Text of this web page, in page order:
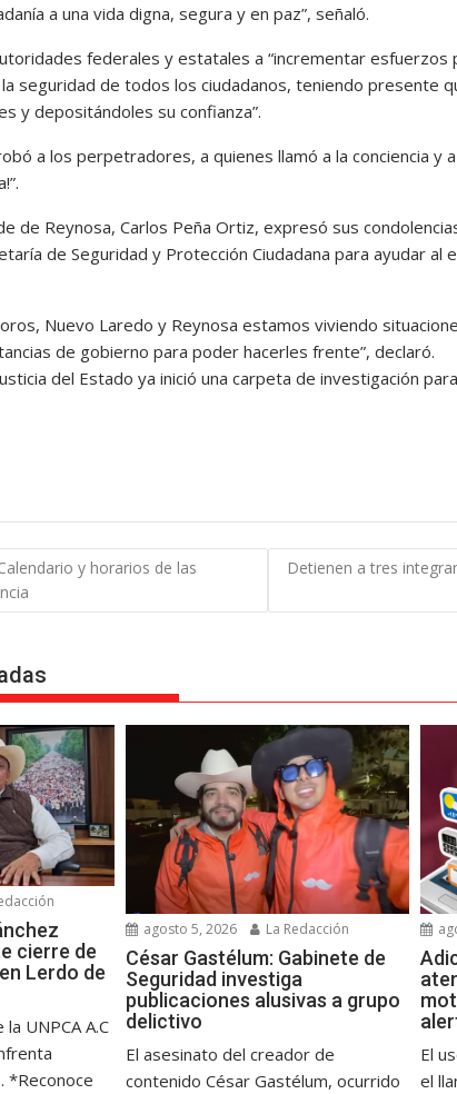
a una vida digna, segura y en paz”, señaló.
federales y estatales a “incrementar
seguridad de todos los ciudadanos, teniendo presente
y depositándoles su confianza”.
a los perpetradores, a quienes llamó a la conciencia y a
de Reynosa, Carlos Peña Ortiz, expresó sus
de Seguridad y Protección Ciudadana para ayudar al
Nuevo Laredo y Reynosa estamos viviendo
de gobierno para poder hacerles frente”, declaró.
del Estado ya inició una carpeta de investigación
y horarios de las
Detienen a tres
cierre de
Lerdo de
UNPCA A.C
*Reconoce
agosto 5, 2026 La Redacción
César Gastélum: Gabinete de
Seguridad investiga
publicaciones alusivas a grupo
delictivo
El asesinato del creador de
contenido César Gastélum, ocurrido
El
el